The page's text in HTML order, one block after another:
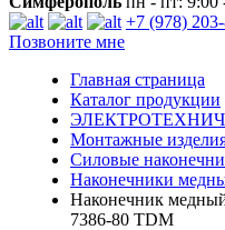
+7 (978)
Позвоните мне
Главная страница
Каталог продукции
Монтажные
Силовые
Наконечники
Наконечник
7386-80 TDM